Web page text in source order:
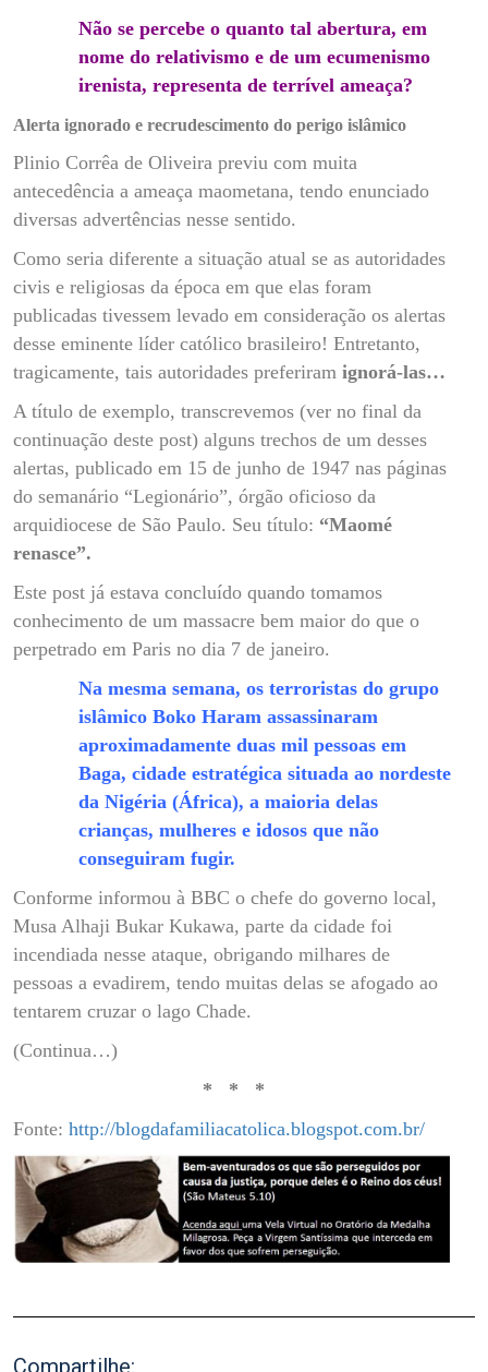
Não se percebe o quanto tal abertura, em
nome do relativismo e de um ecumenismo
irenista, representa de terrível ameaça?
Alerta ignorado e recrudescimento do perigo islâmico
Plinio Corrêa de Oliveira previu com muita
antecedência a ameaça maometana, tendo enunciado
diversas advertências nesse sentido.
Como seria diferente a situação atual se as autoridades
civis e religiosas da época em que elas foram
publicadas tivessem levado em consideração os alertas
desse eminente líder católico brasileiro! Entretanto,
tragicamente, tais autoridades preferiram ignorá-las…
A título de exemplo, transcrevemos (ver no final da
continuação deste post) alguns trechos de um desses
alertas, publicado em 15 de junho de 1947 nas páginas
do semanário “Legionário”, órgão oficioso da
arquidiocese de São Paulo. Seu título: “Maomé
renasce”.
Este post já estava concluído quando tomamos
conhecimento de um massacre bem maior do que o
perpetrado em Paris no dia 7 de janeiro.
Na mesma semana, os terroristas do grupo
islâmico Boko Haram assassinaram
aproximadamente duas mil pessoas em
Baga, cidade estratégica situada ao nordeste
da Nigéria (África), a maioria delas
crianças, mulheres e idosos que não
conseguiram fugir.
Conforme informou à BBC o chefe do governo local,
Musa Alhaji Bukar Kukawa, parte da cidade foi
incendiada nesse ataque, obrigando milhares de
pessoas a evadirem, tendo muitas delas se afogado ao
tentarem cruzar o lago Chade.
(Continua…)
* * *
Fonte: http://blogdafamiliacatolica.blogspot.com.br/